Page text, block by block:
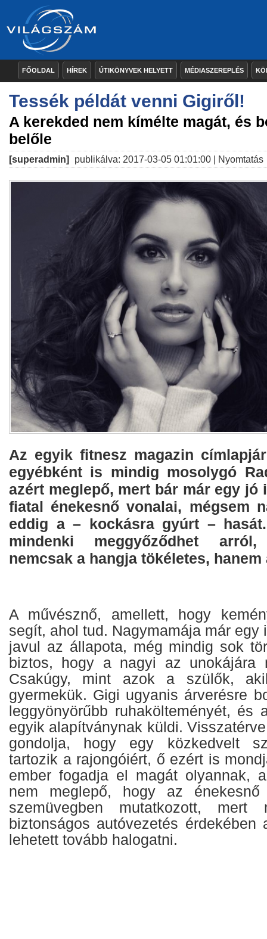
FŐOLDAL HÍREK ÚTIKÖNYVEK HELYETT MÉDIASZEREPLÉS
Tessék példát venni Gigiről!
A kerekded nem kímélte magát, és
belőle
[superadmin] publikálva: 2017-03-05 01:01:00 | Nyomtatás
Az egyik fitnesz magazin
egyébként is mindig mosolygó
azért meglepő, mert bár már egy jó
fiatal énekesnő vonalai, mégsem
eddig a – kockásra gyúrt –
mindenki meggyőződhet
nemcsak a hangja tökéletes, hanem
A művésznő, amellett, hogy
segít, ahol tud. Nagymamája már egy
javul az állapota, még mindig sok
biztos, hogy a nagyi az unokájára
Csakúgy, mint azok a szülők,
gyermekük. Gigi ugyanis árverésre
leggyönyörűbb ruhakölteményét, és
egyik alapítványnak küldi.
gondolja, hogy egy közkedvelt
tartozik a rajongóiért, ő ezért is
ember fogadja el magát olyannak,
nem meglepő, hogy az énekesnő
szemüvegben mutatkozott,
biztonságos autóvezetés érdekében
lehetett tovább halogatni.